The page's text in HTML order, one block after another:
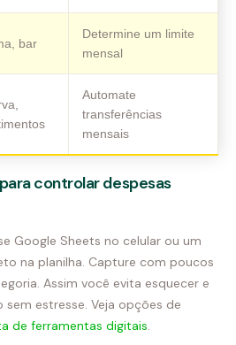
bar
Determine um limite
mensal
Automate
transferências
mensais
controlar despesas
Google Sheets no celular ou um
na planilha. Capture com poucos
Assim você evita esquecer e
estresse. Veja opções de
de ferramentas digitais.